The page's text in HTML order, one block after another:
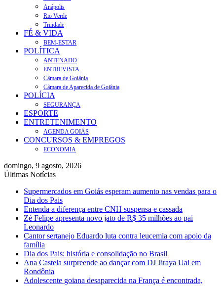
Anápolis
Rio Verde
Trindade
FÉ & VIDA
BEM-ESTAR
POLÍTICA
ANTENADO
ENTREVISTA
Câmara de Goiânia
Câmara de Aparecida de Goiânia
POLÍCIA
SEGURANÇA
ESPORTE
ENTRETENIMENTO
AGENDA GOIÁS
CONCURSOS & EMPREGOS
ECONOMIA
domingo, 9 agosto, 2026
Últimas Notícias
Supermercados em Goiás esperam aumento nas vendas para o
Dia dos Pais
Entenda a diferença entre CNH suspensa e cassada
Zé Felipe apresenta novo jato de R$ 35 milhões ao pai
Leonardo
Cantor sertanejo Eduardo luta contra leucemia com apoio da
família
Dia dos Pais: história e consolidação no Brasil
Ana Castela surpreende ao dançar com DJ Jiraya Uai em
Rondônia
Adolescente goiana desaparecida na França é encontrada,